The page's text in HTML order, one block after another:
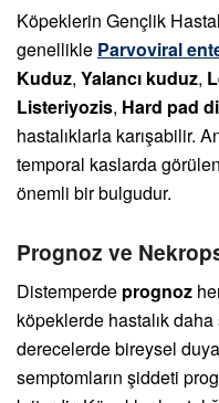
Köpeklerin Gençlik
genellikle Parvoviral
Kuduz, Yalancı kuduz,
Listeriyozis, Hard pad
hastalıklarla karışabilir.
temporal kaslarda görülen
önemli bir bulgudur.
Prognoz ve
Distemperde prognoz
köpeklerde hastalık
derecelerde bireysel
semptomların şiddeti